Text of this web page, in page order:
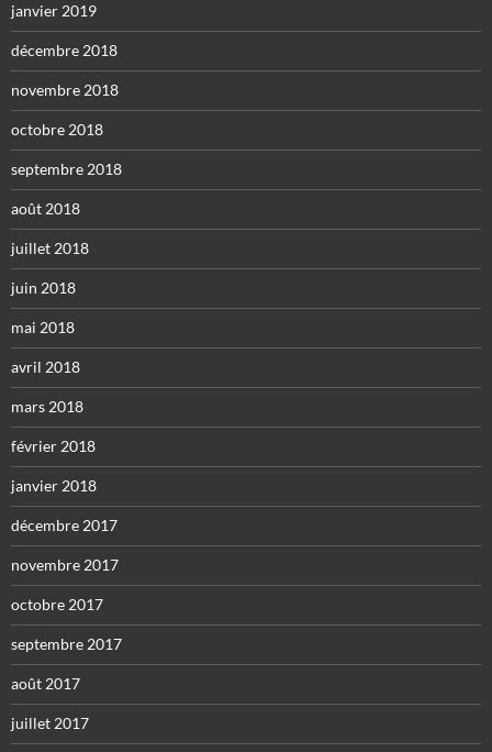
janvier 2019
décembre 2018
novembre 2018
octobre 2018
septembre 2018
août 2018
juillet 2018
juin 2018
mai 2018
avril 2018
mars 2018
février 2018
janvier 2018
décembre 2017
novembre 2017
octobre 2017
septembre 2017
août 2017
juillet 2017